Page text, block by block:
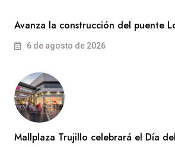
Avanza la construcción del puente
6 de agosto de 2026
Mallplaza Trujillo celebrará el Día